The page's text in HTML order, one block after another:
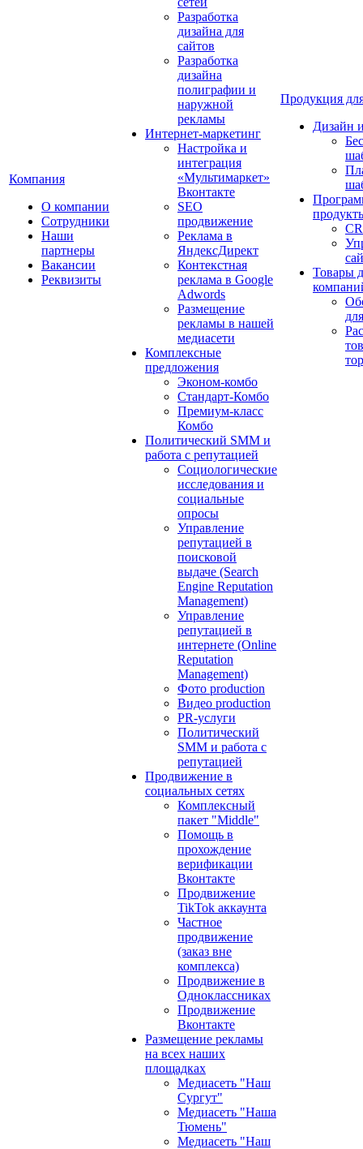
Компания
О компании
Сотрудники
Наши
партнеры
Вакансии
Реквизиты
Разработка
дизайна для
сайтов
Разработка
дизайна
полиграфии и
наружной
рекламы
Интернет-маркетинг
Настройка и
интеграция
«Мультимаркет»
Вконтакте
SEO
продвижение
Реклама в
ЯндексДирект
Контекстная
реклама в Google
Adwords
Размещение
рекламы в нашей
медиасети
Комплексные
предложения
Эконом-комбо
Стандарт-Комбо
Премиум-класс
Комбо
Политический SMM и
работа с репутацией
Социологические
исследования и
социальные
опросы
Управление
репутацией в
поисковой
выдаче (Search
Engine Reputation
Management)
Управление
репутацией в
интернете (Online
Reputation
Management)
Фото production
Видео production
PR-услуги
Политический
SMM и работа с
репутацией
Продвижение в
социальных сетях
Комплексный
пакет "Middle"
Помощь в
прохождение
верификации
Вконтакте
Продвижение
TikTok аккаунта
Частное
продвижение
(заказ вне
комплекса)
Продвижение в
Одноклассниках
Продвижение
Вконтакте
Размещение рекламы
на всех наших
площадках
Медиасеть "Наш
Сургут"
Медиасеть "Наша
Тюмень"
Медиасеть "Наш
Продукция
Дизайн
Товары